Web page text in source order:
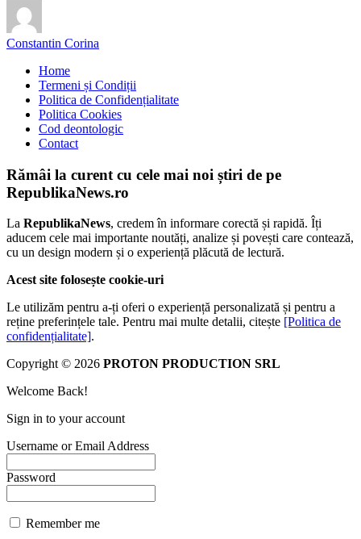
Constantin Corina
Home
Termeni și Condiții
Politica de Confidențialitate
Politica Cookies
Cod deontologic
Contact
Rămâi la curent cu cele mai noi știri de pe
RepublikaNews.ro
La RepublikaNews, credem în informare corectă și rapidă. Îți
aducem cele mai importante noutăți, analize și povești care contează,
cu un design modern și o experiență plăcută de lectură.
Acest site folosește cookie-uri
Le utilizăm pentru a-ți oferi o experiență personalizată și pentru a
reține preferințele tale. Pentru mai multe detalii, citește [Politica de
confidențialitate].
Copyright © 2026 PROTON PRODUCTION SRL
Welcome Back!
Sign in to your account
Username or Email Address
Password
Remember me